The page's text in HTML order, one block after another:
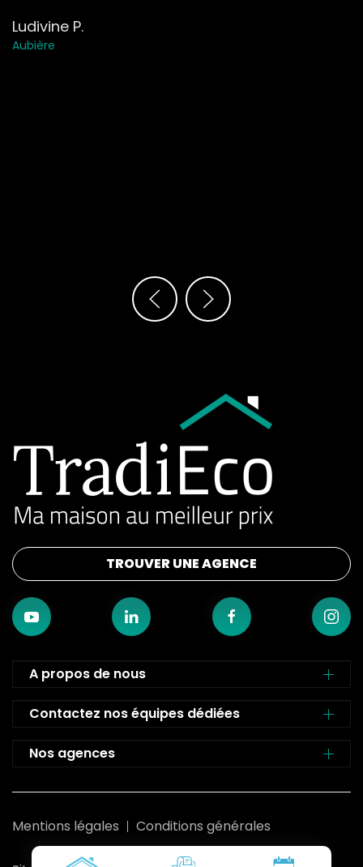
Ludivine P.
Aubière
TROUVER UNE AGENCE
A propos de nous
Contactez nos équipes dédiées
Nos agences
Mentions légales Conditions générales